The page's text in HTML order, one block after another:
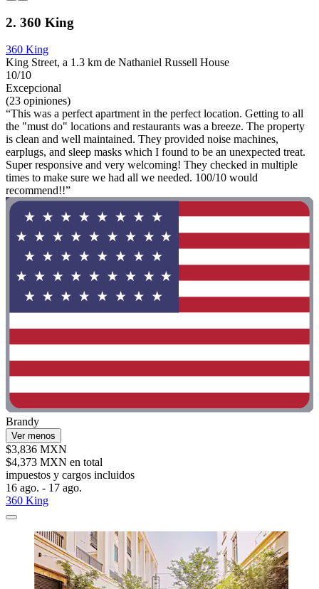
2. 360 King
360 King
King Street, a 1.3 km de Nathaniel Russell House
10/10
Excepcional
(23 opiniones)
“This was a perfect apartment in the perfect location. Getting to all
the "must do" locations and restaurants was a breeze. The property
is clean and well maintained. They provided noise machines,
earplugs, and sleep masks which I found to be an unexpected treat.
Super responsive and very welcoming! They checked in multiple
times to make sure we had all we needed. 100/10 would
recommend!!”
Brandy
Ver menos
$3,836 MXN
$4,373 MXN en total
impuestos y cargos incluidos
16 ago. - 17 ago.
360 King